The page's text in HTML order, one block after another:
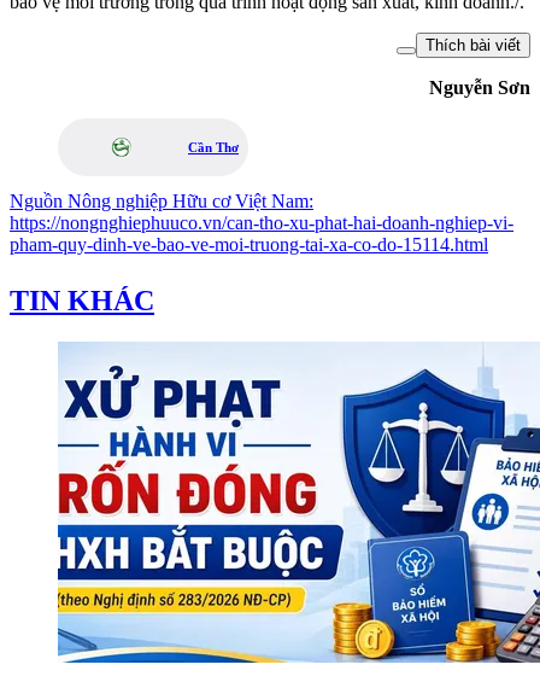
Thích bài viết
Nguyễn Sơn
Cần Thơ
Nguồn Nông nghiệp Hữu cơ Việt Nam:
https://nongnghiephuuco.vn/can-tho-xu-phat-hai-doanh-nghiep-vi-
pham-quy-dinh-ve-bao-ve-moi-truong-tai-xa-co-do-15114.html
TIN KHÁC